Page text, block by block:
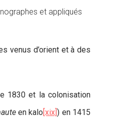
et appliqués
venus d’orient et à des
1830 et la colonisation
en kalo[xix]) en 1415